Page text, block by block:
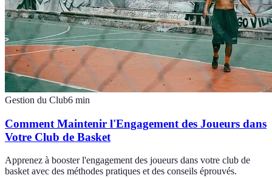
Gestion du Club6 min
Comment Maintenir l'Engagement des Joueurs dans
Votre Club de Basket
Apprenez à booster l'engagement des joueurs dans votre club de
basket avec des méthodes pratiques et des conseils éprouvés.